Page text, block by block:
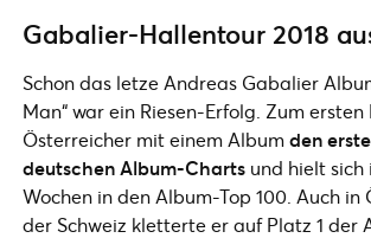
Gabalier-Hallentour 2018
Schon das letze Andreas Gabalier
Man“ war ein Riesen-Erfolg. Zum
Österreicher mit einem Albumden
deutschen Album-Charts und hielt sich
Wochen in den Album-Top 100. Auch in
der Schweiz kletterte er auf Platz 1 der